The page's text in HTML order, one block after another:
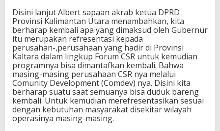
Disini lanjut Albert sapaan akrab ketua DPRD
Provinsi Kalimantan Utara menambahkan, kita
berharap kembali apa yang dimaksud oleh Gubernur
itu merupakan refresentasi kepada
perusahan-,perusahaan yang hadir di Provinsi
Kaltara dalam lingkup Forum CSR untuk kemudian
programnya bisa dimantafkan kembali. Bahwa
masing-masing perusahaan CSR nya melalui
Comunity Development (Comdev) nya. Disini kita
berharap suatu saat semuanya bisa duduk bareng
kembali. Untuk kemudian merefresentasikan sesuai
dengan kebutuhan masyarakat disekitar wilayah
operasinya masing-masing.